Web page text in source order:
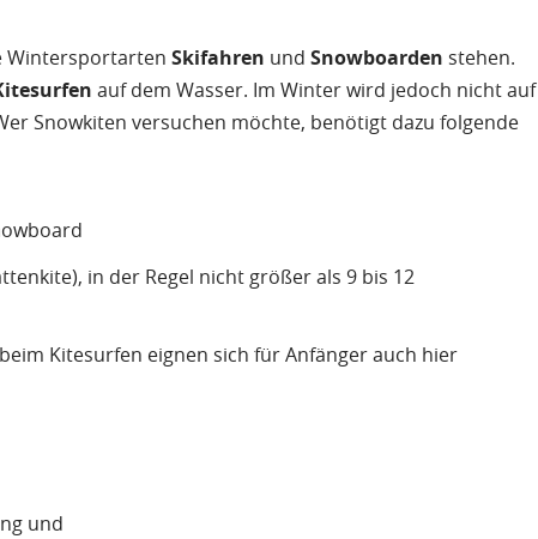
WintersportartenSkifahren undSnowboarden stehen.
auf dem Wasser. Im Winter wird jedoch nicht auf
Snowkiten versuchen möchte, benötigt dazu folgende
in der Regel nicht größer als 9 bis 12
Kitesurfen eignen sich für Anfänger auch hier
und